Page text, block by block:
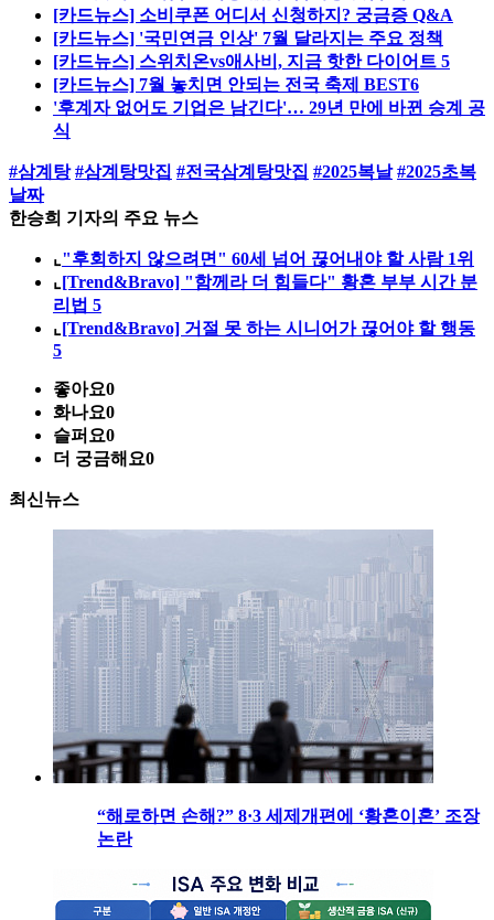
[카드뉴스] 소비쿠폰 어디서 신청하지? 궁금증 Q&A
[카드뉴스] '국민연금 인상' 7월 달라지는 주요 정책
[카드뉴스] 스위치온vs애사비, 지금 핫한 다이어트 5
[카드뉴스] 7월 놓치면 안되는 전국 축제 BEST6
'후계자 없어도 기업은 남긴다'… 29년 만에 바뀐 승계 공
식
#삼계탕 #삼계탕맛집 #전국삼계탕맛집 #2025복날 #2025초복
날짜
한승희 기자의 주요 뉴스
⌞ "후회하지 않으려면" 60세 넘어 끊어내야 할 사람 1위
⌞ [Trend&Bravo] "함께라 더 힘들다" 황혼 부부 시간 분
리법 5
⌞ [Trend&Bravo] 거절 못 하는 시니어가 끊어야 할 행동
5
좋아요0
화나요0
슬퍼요0
더 궁금해요0
최신뉴스
“해로하면 손해?” 8·3 세제개편에 ‘황혼이혼’ 조장
논란